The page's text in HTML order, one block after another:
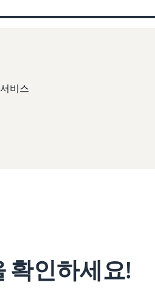
비스
확인하세요!